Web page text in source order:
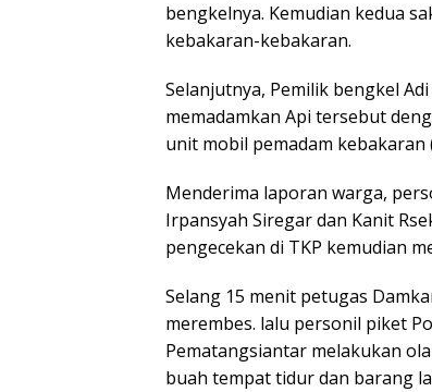
bengkelnya. Kemudian kedua
kebakaran-kebakaran.
Selanjutnya, Pemilik bengkel
memadamkan Api tersebut
unit mobil pemadam
Menderima laporan warga,
Irpansyah Siregar dan Kanit
pengecekan di TKP kemudian
Selang 15 menit petugas
merembes. lalu personil piket
Pematangsiantar melakukan
buah tempat tidur dan barang